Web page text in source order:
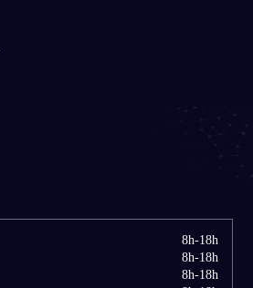
8h-18h
8h-18h
8h-18h